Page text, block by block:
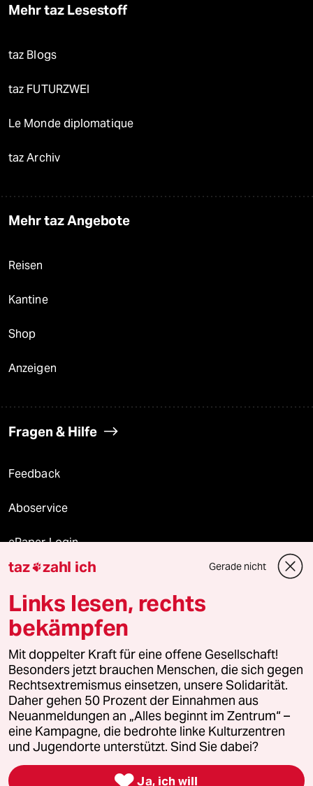
Mehr taz Lesestoff
taz Blogs
taz FUTURZWEI
Le Monde diplomatique
taz Archiv
Mehr taz Angebote
Reisen
Kantine
Shop
Anzeigen
Fragen & Hilfe
Feedback
Aboservice
ePaper Login
Downloads für Abonnierende
© 2026 taz Verlags und Vertriebs GmbH
Alle Rechte vorbehalten. Bei rechtlichen Fragen oder für Genehmigungen
wenden Sie sich bitte an
lizenzen@taz.de
Feedback Redaktionsstatut Kommune-Richtlinien
Leitlinie Informant Datenschutz Impressum AGB
Seitenwende Einwilligungen widerrufen (Ads)
taz zahl ich Gerade nicht
Links lesen, rechts
bekämpfen
Mit doppelter Kraft für eine offene Gesellschaft!
Besonders jetzt brauchen Menschen, die sich gegen
Rechtsextremismus einsetzen, unsere Solidarität.
Daher gehen 50 Prozent der Einnahmen aus
Neuanmeldungen an „Alles beginnt im Zentrum“ –
eine Kampagne, die bedrohte linke Kulturzentren
und Jugendorte unterstützt. Sind Sie dabei?
 Ja, ich will